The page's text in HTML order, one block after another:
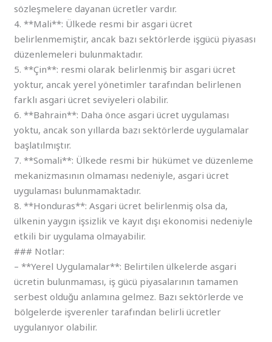
sözleşmelere dayanan ücretler vardır.
4. **Mali**: Ülkede resmi bir asgari ücret
belirlenmemiştir, ancak bazı sektörlerde işgücü piyasası
düzenlemeleri bulunmaktadır.
5. **Çin**: resmi olarak belirlenmiş bir asgari ücret
yoktur, ancak yerel yönetimler tarafından belirlenen
farklı asgari ücret seviyeleri olabilir.
6. **Bahrain**: Daha önce asgari ücret uygulaması
yoktu, ancak son yıllarda bazı sektörlerde uygulamalar
başlatılmıştır.
7. **Somali**: Ülkede resmi bir hükümet ve düzenleme
mekanizmasının olmaması nedeniyle, asgari ücret
uygulaması bulunmamaktadır.
8. **Honduras**: Asgari ücret belirlenmiş olsa da,
ülkenin yaygın işsizlik ve kayıt dışı ekonomisi nedeniyle
etkili bir uygulama olmayabilir.
### Notlar:
– **Yerel Uygulamalar**: Belirtilen ülkelerde asgari
ücretin bulunmaması, iş gücü piyasalarının tamamen
serbest olduğu anlamına gelmez. Bazı sektörlerde ve
bölgelerde işverenler tarafından belirli ücretler
uygulanıyor olabilir.